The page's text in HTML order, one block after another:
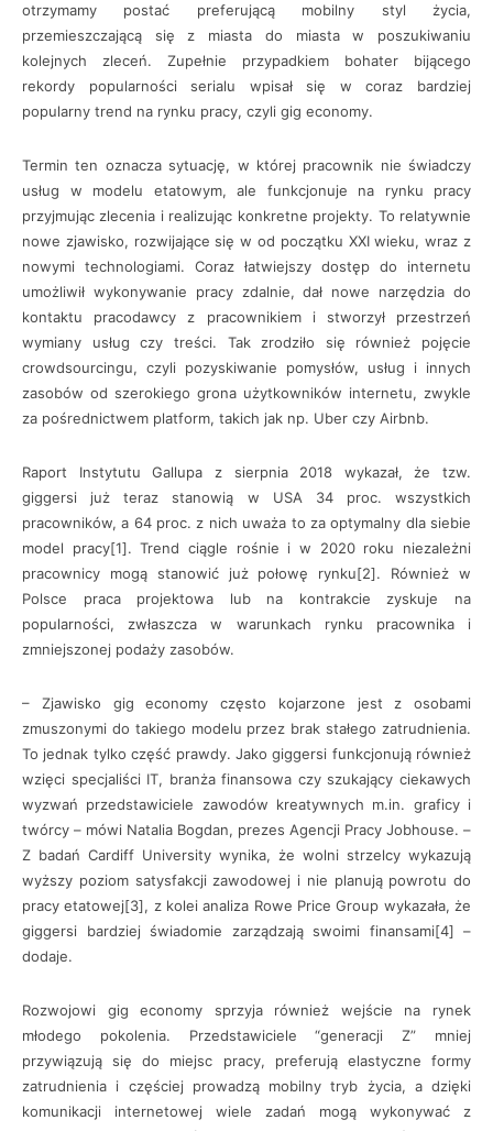
otrzymamy postać preferującą mobilny styl życia,
przemieszczającą się z miasta do miasta w poszukiwaniu
kolejnych zleceń. Zupełnie przypadkiem bohater bijącego
rekordy popularności serialu wpisał się w coraz bardziej
popularny trend na rynku pracy, czyli gig economy.
Termin ten oznacza sytuację, w której pracownik nie świadczy
usług w modelu etatowym, ale funkcjonuje na rynku pracy
przyjmując zlecenia i realizując konkretne projekty. To relatywnie
nowe zjawisko, rozwijające się w od początku XXI wieku, wraz z
nowymi technologiami. Coraz łatwiejszy dostęp do internetu
umożliwił wykonywanie pracy zdalnie, dał nowe narzędzia do
kontaktu pracodawcy z pracownikiem i stworzył przestrzeń
wymiany usług czy treści. Tak zrodziło się również pojęcie
crowdsourcingu, czyli pozyskiwanie pomysłów, usług i innych
zasobów od szerokiego grona użytkowników internetu, zwykle
za pośrednictwem platform, takich jak np. Uber czy Airbnb.
Raport Instytutu Gallupa z sierpnia 2018 wykazał, że tzw.
giggersi już teraz stanowią w USA 34 proc. wszystkich
pracowników, a 64 proc. z nich uważa to za optymalny dla siebie
model pracy[1]. Trend ciągle rośnie i w 2020 roku niezależni
pracownicy mogą stanowić już połowę rynku[2]. Również w
Polsce praca projektowa lub na kontrakcie zyskuje na
popularności, zwłaszcza w warunkach rynku pracownika i
zmniejszonej podaży zasobów.
– Zjawisko gig economy często kojarzone jest z osobami
zmuszonymi do takiego modelu przez brak stałego zatrudnienia.
To jednak tylko część prawdy. Jako giggersi funkcjonują również
wzięci specjaliści IT, branża finansowa czy szukający ciekawych
wyzwań przedstawiciele zawodów kreatywnych m.in. graficy i
twórcy – mówi Natalia Bogdan, prezes Agencji Pracy Jobhouse. –
Z badań Cardiff University wynika, że wolni strzelcy wykazują
wyższy poziom satysfakcji zawodowej i nie planują powrotu do
pracy etatowej[3], z kolei analiza Rowe Price Group wykazała, że
giggersi bardziej świadomie zarządzają swoimi finansami[4] –
dodaje.
Rozwojowi gig economy sprzyja również wejście na rynek
młodego pokolenia. Przedstawiciele “generacji Z” mniej
przywiązują się do miejsc pracy, preferują elastyczne formy
zatrudnienia i częściej prowadzą mobilny tryb życia, a dzięki
komunikacji internetowej wiele zadań mogą wykonywać z